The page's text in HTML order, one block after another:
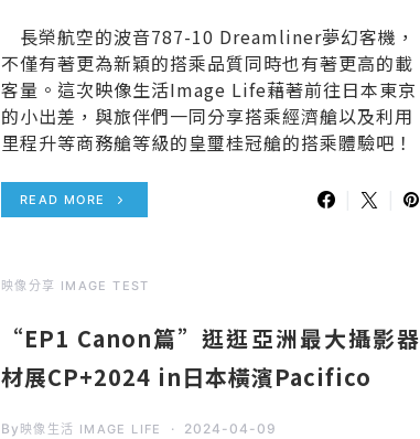
長榮航空的波音787-10 Dreamliner夢幻客機，
不僅有著更為新穎的搭乘品質同時也有著更高的載
客量。這次映像生活Image Life藉著前往日本東京
的小出差，與旅伴們一同分享搭乘經濟艙以及利用
里程升等商務艙等級的皇璽桂冠艙的搭乘體驗吧！
READ MORE
映像分享 IMAGE TEST
“EP1 Canon篇”逛逛亞洲最大攝影器
材展CP+2024 in日本橫濱Pacifico
By 映像生活 IMAGE LIFE 2024-04-09